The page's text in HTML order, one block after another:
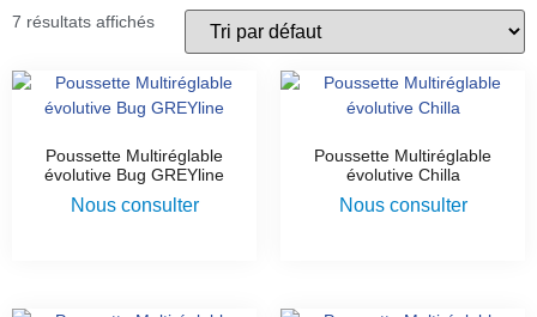
7 résultats affichés
Poussette Multiréglable
évolutive Bug GREYline
Nous consulter
Poussette Multiréglable
évolutive Chilla
Nous consulter